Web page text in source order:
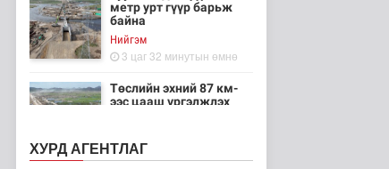
метр урт гүүр барьж
байна
Нийгэм
3 цаг 32 минутын өмнө
Төслийн эхний 87 км-
ээс цааш үргэлжлэх
3 цаг 43 минутын өмнө
ХУРД АГЕНТЛАГ